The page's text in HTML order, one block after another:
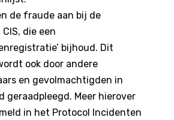
de fraude aan bij de
die een
bijhoud. Dit
ook door andere
en gevolmachtigden in
geraadpleegd. Meer hierover
in het Protocol Incidenten